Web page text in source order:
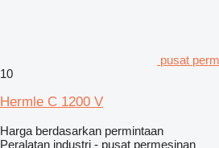
pusat
10
Hermle C 1200 V
Harga berdasarkan permintaan
Peralatan industri - pusat permesinan